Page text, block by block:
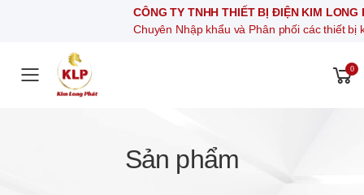
CÔNG TY TNHH THIẾT BỊ ĐIỆN KIM LONG PHÁT
Chuyên Nhập khẩu và Phân phối các thiết bị khí nén, thiết
Toggle mobile menu
0
Sản phẩm